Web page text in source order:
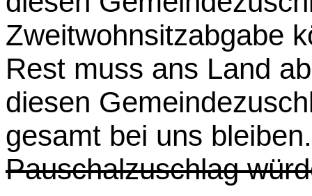
Zweitwohnsitzabgabe
Rest muss ans Land
diesen
gesamt bei uns
Pauschalzuschlag